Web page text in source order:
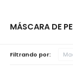
MÁSCARA DE
Filtrando por: